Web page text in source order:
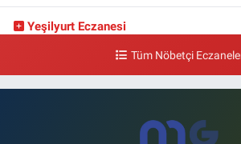
Yeşilyurt Eczanesi
Şenlikköy Mahallesi Eski Halkalı Caddesi 33
Tüm Nöbetçi